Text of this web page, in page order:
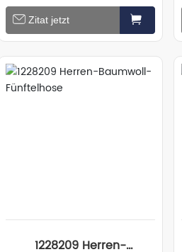
Strickhose (Paarmodell)
Zitat jetzt
1228209 Herren-